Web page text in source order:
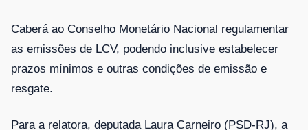
Caberá ao Conselho Monetário Nacional regulamentar
as emissões de LCV, podendo inclusive estabelecer
prazos mínimos e outras condições de emissão e
resgate.
Para a relatora, deputada Laura Carneiro (PSD-RJ), a